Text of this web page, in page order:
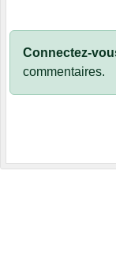
Connectez-
commentaires.